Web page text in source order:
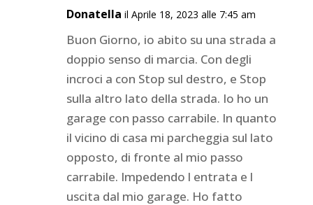
Donatella il Aprile 18, 2023 alle 7:45 am
Buon Giorno, io abito su una strada a
doppio senso di marcia. Con degli
incroci a con Stop sul destro, e Stop
sulla altro lato della strada. Io ho un
garage con passo carrabile. In quanto
il vicino di casa mi parcheggia sul lato
opposto, di fronte al mio passo
carrabile. Impedendo l entrata e l
uscita dal mio garage. Ho fatto